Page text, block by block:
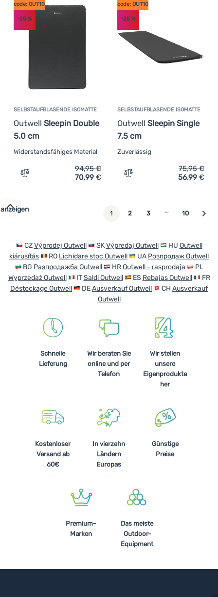
SELBSTAUFBLASENDE ISOMATTE
Outwell Sleepin Double
5.0 cm
code: OUT10
-25 %
Widerstandsfähiges Material
Zum Vergleich 'Selbstaufblasende Isomatte Outwell
94,95€
70,99 €
SELBSTAUFBLASENDE ISOMATTE
Outwell Sleepin Single
7.5 cm
code: OUT10
-25%
Zuverlässig
Zum Vergleich
75,95€
56,99 €
1 2 3 … 10 weiter
CZVýprodej Outwell SKVýpredaj Outwell HU Outwell
kiárusítás
RO Lichidare stoc Outwell UA Розпродаж Outwell
BG Разпродажба Outwell HROutwell - rasprodaja
PL
Wyprzedaż Outwell
ITSaldi Outwell ES Rebajas Outwell
FR
Déstockage Outwell
DEAusverkauf Outwell CH Ausverkauf
Outwell
Schnelle
Lieferung
Wir beraten Sie
online und per
Telefon
Wir stellen
unsere
Eigenprodukte
her
Kostenloser
Versand ab
60€
In vierzehn
Ländern
Europas
Günstige
Preise
Premium-
Marken
Das meiste
Outdoor-
Equipment